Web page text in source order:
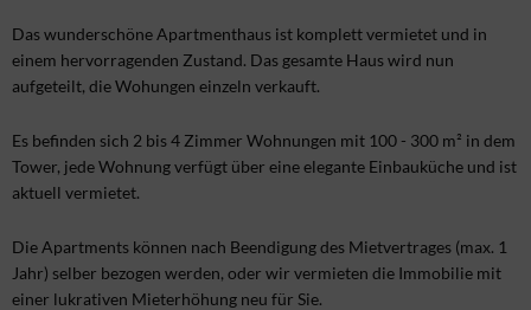
Das wunderschöne Apartmenthaus ist komplett vermietet und in
einem hervorragenden Zustand. Das gesamte Haus wird nun
aufgeteilt, die Wohungen einzeln verkauft.
Es befinden sich 2 bis 4 Zimmer Wohnungen mit 100 - 300 m² in dem
Tower, jede Wohnung verfügt über eine elegante Einbauküche und ist
aktuell vermietet.
Die Apartments können nach Beendigung des Mietvertrages (max. 1
Jahr) selber bezogen werden, oder wir vermieten die Immobilie mit
einer lukrativen Mieterhöhung neu für Sie.